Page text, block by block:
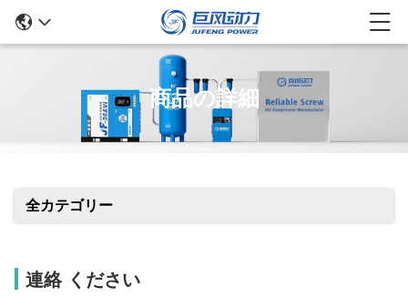
商品の詳細
全カテゴリー
連絡 ください